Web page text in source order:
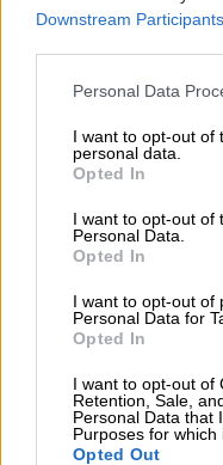
Downstream Participants
Personal Data
I want to opt-out of
personal data.
Opted In
I want to opt-out of
Personal Data.
Opted In
I want to opt-out of
Personal Data for
Opted In
I want to opt-out of
Retention, Sale,
Personal Data that
Purposes for which
Opted Out
Randy Schekman,
μπορεί να έχουμε
Πάρκινσον»
Ε.Ε και παράνομη
παρονομαστή το κοινό
05.08.2026
Αντώνης Βουκλαρής -
Η νέα εποχή στην
διαμεσολαβητών